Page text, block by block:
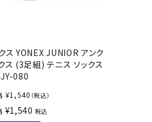
ス YONEX JUNIOR アンク
ス (3足組) テニス ソックス
080
¥1,540 （税込）
¥1,540 税込